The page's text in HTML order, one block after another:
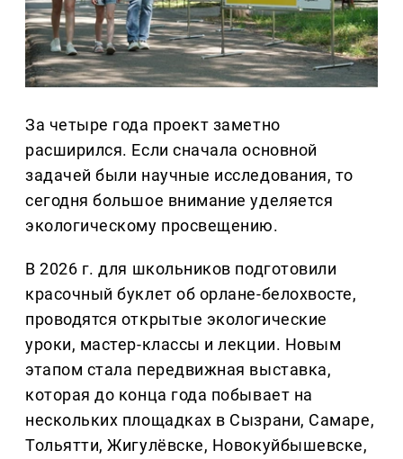
За четыре года проект заметно
расширился. Если сначала основной
задачей были научные исследования, то
сегодня большое внимание уделяется
экологическому просвещению.
В 2026 г. для школьников подготовили
красочный буклет об орлане-белохвосте,
проводятся открытые экологические
уроки, мастер-классы и лекции. Новым
этапом стала передвижная выставка,
которая до конца года побывает на
нескольких площадках в Сызрани, Самаре,
Тольятти, Жигулёвске, Новокуйбышевске,